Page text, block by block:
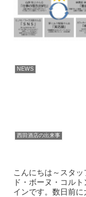
NEWS
西田酒店の出来事
こんにちは～スタ
ド・ボーヌ・コル
インです。数日前